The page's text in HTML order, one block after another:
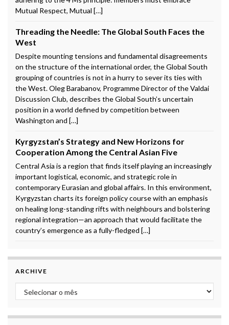
Mutual Respect, Mutual […]
Threading the Needle: The Global South Faces the
West
Despite mounting tensions and fundamental disagreements
on the structure of the international order, the Global South
grouping of countries is not in a hurry to sever its ties with
the West. Oleg Barabanov, Programme Director of the Valdai
Discussion Club, describes the Global South’s uncertain
position in a world defined by competition between
Washington and […]
Kyrgyzstan’s Strategy and New Horizons for
Cooperation Among the Central Asian Five
Central Asia is a region that finds itself playing an increasingly
important logistical, economic, and strategic role in
contemporary Eurasian and global affairs. In this environment,
Kyrgyzstan charts its foreign policy course with an emphasis
on healing long-standing rifts with neighbours and bolstering
regional integration—an approach that would facilitate the
country’s emergence as a fully-fledged […]
ARCHIVE
Archive